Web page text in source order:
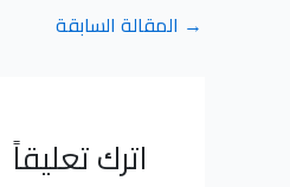
→ المقالة السابقة
اترك تعليقاً